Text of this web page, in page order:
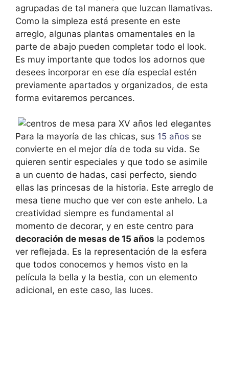
agrupadas de tal manera que luzcan llamativas.
Como la simpleza está presente en este
arreglo, algunas plantas ornamentales en la
parte de abajo pueden completar todo el look.
Es muy importante que todos los adornos que
desees incorporar en ese día especial estén
previamente apartados y organizados, de esta
forma evitaremos percances.
Para la mayoría de las chicas, sus 15 años se
convierte en el mejor día de toda su vida. Se
quieren sentir especiales y que todo se asimile
a un cuento de hadas, casi perfecto, siendo
ellas las princesas de la historia. Este arreglo de
mesa tiene mucho que ver con este anhelo. La
creatividad siempre es fundamental al
momento de decorar, y en este centro para
decoración de mesas de 15 años la podemos
ver reflejada. Es la representación de la esfera
que todos conocemos y hemos visto en la
película la bella y la bestia, con un elemento
adicional, en este caso, las luces.